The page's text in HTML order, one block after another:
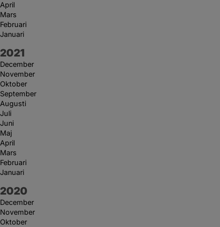
April
Mars
Februari
Januari
År:
2021
December
November
Oktober
September
Augusti
Juli
Juni
Maj
April
Mars
Februari
Januari
År:
2020
December
November
Oktober